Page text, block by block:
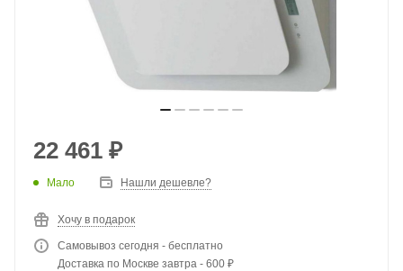
22 461 ₽
Мало Нашли дешевле?
Хочу в подарок
Самовывоз сегодня - бесплатно
Доставка по Москве завтра - 600 ₽